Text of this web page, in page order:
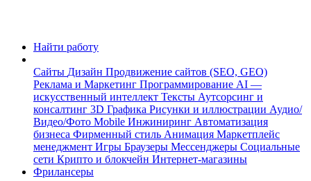
Найти работу
Сайты Дизайн Продвижение сайтов (SEO, GEO)
Реклама и Маркетинг Программирование AI —
искусственный интеллект Тексты Аутсорсинг и
консалтинг 3D Графика Рисунки и иллюстрации Аудио/
Видео/Фото Mobile Инжиниринг Автоматизация
бизнеса Фирменный стиль Анимация Маркетплейс
менеджмент Игры Браузеры Мессенджеры Социальные
сети Крипто и блокчейн Интернет-магазины
Фрилансеры